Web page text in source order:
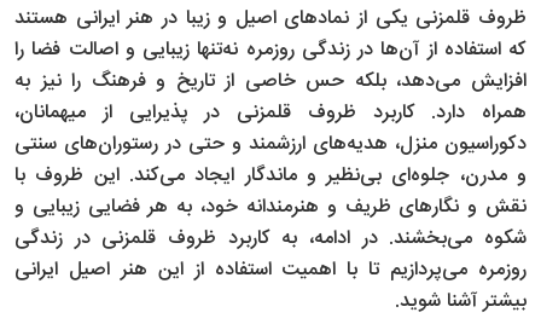
ظروف قلمزنی یکی از نمادهای اصیل و زیبا در هنر ایرانی هستند
که استفاده از آن‌ها در زندگی روزمره نه‌تنها زیبایی و اصالت فضا را
افزایش می‌دهد، بلکه حس خاصی از تاریخ و فرهنگ را نیز به
همراه دارد. کاربرد ظروف قلمزنی در پذیرایی از میهمانان،
دکوراسیون منزل، هدیه‌های ارزشمند و حتی در رستوران‌های سنتی
و مدرن، جلوه‌ای بی‌نظیر و ماندگار ایجاد می‌کند. این ظروف با
نقش و نگارهای ظریف و هنرمندانه خود، به هر فضایی زیبایی و
شکوه می‌بخشند. در ادامه، به کاربرد ظروف قلمزنی در زندگی
روزمره می‌پردازیم تا با اهمیت استفاده از این هنر اصیل ایرانی
بیشتر آشنا شوید.